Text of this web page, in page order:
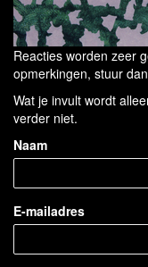
Reacties worden zeer
opmerkingen, stuur
Wat je invult wordt
verder niet.
Naam
E-mailadres